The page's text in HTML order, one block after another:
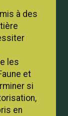
à des
les
et
si
en